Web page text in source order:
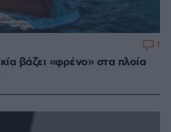
βάζει «φρένο» στα πλοία
1